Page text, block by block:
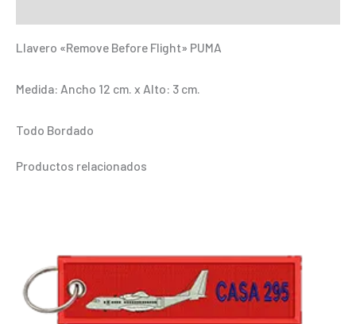
Llavero «Remove Before Flight» PUMA
Medida: Ancho 12 cm. x Alto: 3 cm.
Todo Bordado
Productos relacionados